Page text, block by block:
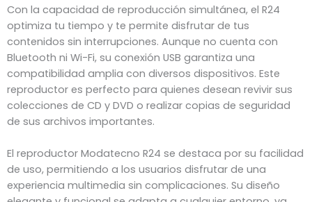
Con la capacidad de reproducción simultánea, el R24
optimiza tu tiempo y te permite disfrutar de tus
contenidos sin interrupciones. Aunque no cuenta con
Bluetooth ni Wi-Fi, su conexión USB garantiza una
compatibilidad amplia con diversos dispositivos. Este
reproductor es perfecto para quienes desean revivir sus
colecciones de CD y DVD o realizar copias de seguridad
de sus archivos importantes.
El reproductor Modatecno R24 se destaca por su facilidad
de uso, permitiendo a los usuarios disfrutar de una
experiencia multimedia sin complicaciones. Su diseño